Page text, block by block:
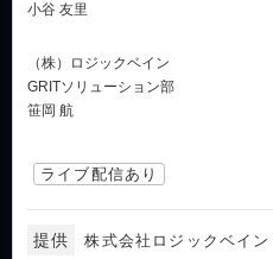
小谷 友里
（株）ロジックベイン
GRITソリューション部
笹岡 航
ライブ配信あり
提供 株式会社ロジックベイン